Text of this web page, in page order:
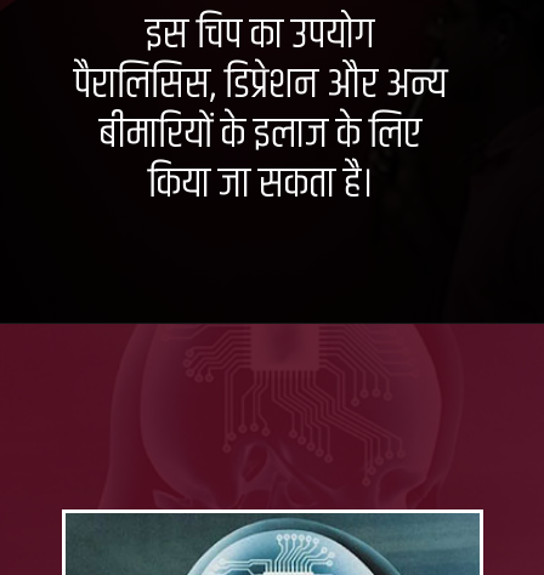
इस चिप का उपयोग
पैरालिसिस, डिप्रेशन और अन्य
बीमारियों के इलाज के लिए
किया जा सकता है।